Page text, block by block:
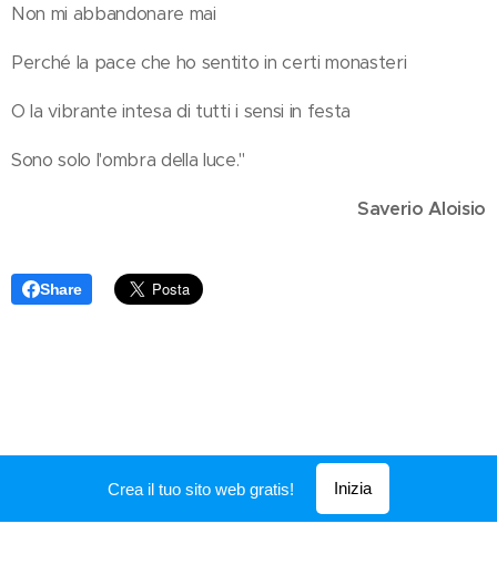
Non mi abbandonare mai
Perché la pace che ho sentito in certi monasteri
O la vibrante intesa di tutti i sensi in festa
Sono solo l'ombra della luce."
Saverio Aloisio
Share
Creato conWebnode
Crea il tuo sito web gratis! Inizia